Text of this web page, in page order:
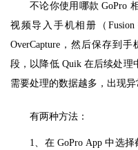
不论你使用哪款 GoPro
视频导入手机相册（
OverCapture，然后保存到
段，以降低 Quik 在后续处理
需要处理的数据越多，出现异
有两种方法：
1、在 GoPro App 中选